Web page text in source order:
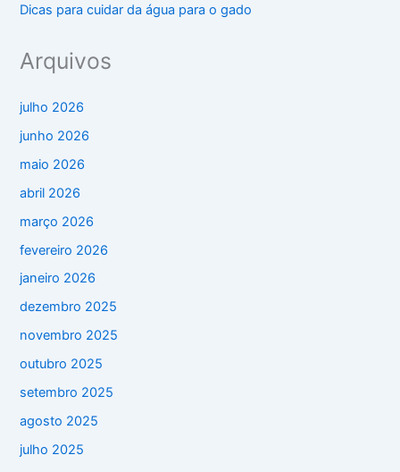
Dicas para cuidar da água para o gado
Arquivos
julho 2026
junho 2026
maio 2026
abril 2026
março 2026
fevereiro 2026
janeiro 2026
dezembro 2025
novembro 2025
outubro 2025
setembro 2025
agosto 2025
julho 2025